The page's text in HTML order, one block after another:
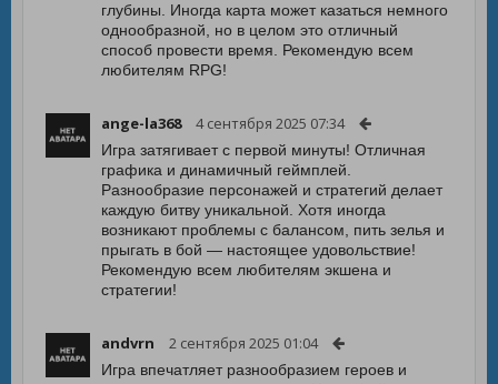
глубины. Иногда карта может казаться немного
однообразной, но в целом это отличный
способ провести время. Рекомендую всем
любителям RPG!
ange-la368 4 сентября 2025 07:34
Игра затягивает с первой минуты! Отличная
графика и динамичный геймплей.
Разнообразие персонажей и стратегий делает
каждую битву уникальной. Хотя иногда
возникают проблемы с балансом, пить зелья и
прыгать в бой — настоящее удовольствие!
Рекомендую всем любителям экшена и
стратегии!
andvrn 2 сентября 2025 01:04
Игра впечатляет разнообразием героев и